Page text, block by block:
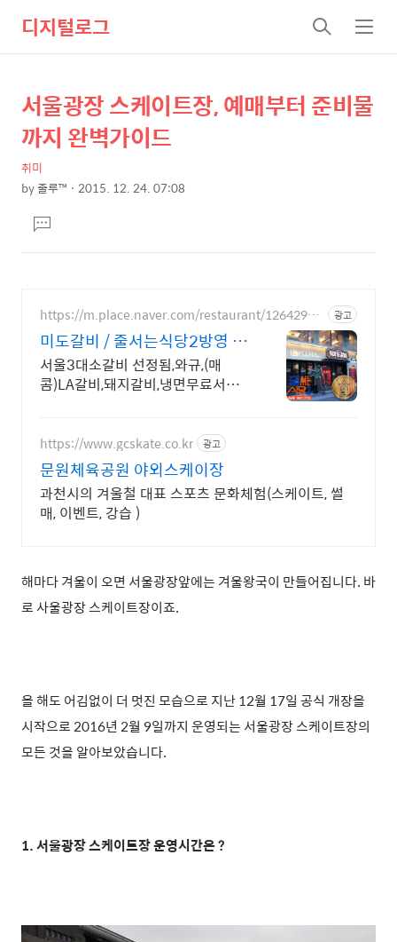
디지털로그
검
색
메
뉴
상
세
텐
본
제
목
서울광장 스케이트장, 예매부터 준비물
까지 완벽가이드
취미
by줄루™ 2015. 12. 24. 07:08
문댓
글
https://m.place.naver.com/restaurant/12642956
90
광고
미도갈비 / 줄서는식당2방영 줄
슐랭선정됨(서울3대소갈비)
서울3대소갈비 선정됨,와규,(매
콤)LA갈비,돼지갈비,냉면무료서비
역위치
https://www.gcskate.co.kr 광고
문원체육공원 야외스케이장
과천시의 겨울철 대표 스포츠 문화체험(스케이트, 썰
매, 이벤트, 강습 )
해마다 겨울이 오면 서울광장앞에는 겨울왕국이 만들어집니다. 바
로 사울광장 스케이트장이죠.
올 해도 어김없이 더 멋진 모습으로 지난 12월 17일 공식 개장을
시작으로 2016년 2월 9일까지 운영되는 서울광장 스케이트장의
모든 것을 알아보았습니다.
1. 서울광장 스케이트장 운영시간은 ?